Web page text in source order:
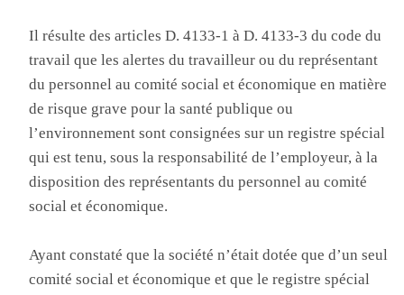
Il résulte des articles D. 4133-1 à D. 4133-3 du code du
travail que les alertes du travailleur ou du représentant
du personnel au comité social et économique en matière
de risque grave pour la santé publique ou
l’environnement sont consignées sur un registre spécial
qui est tenu, sous la responsabilité de l’employeur, à la
disposition des représentants du personnel au comité
social et économique.
Ayant constaté que la société n’était dotée que d’un seul
comité social et économique et que le registre spécial